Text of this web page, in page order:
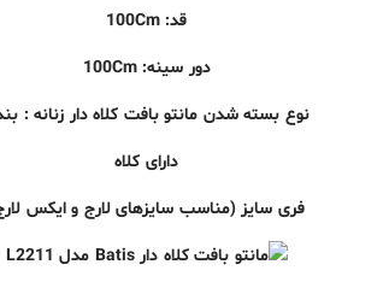
قد: 100Cm
دور سینه: 100Cm
نوع بسته شدن مانتو بافت کلاه دار زنانه :
دارای کلاه
فری سایز (مناسب سایزهای لارج و ایکس